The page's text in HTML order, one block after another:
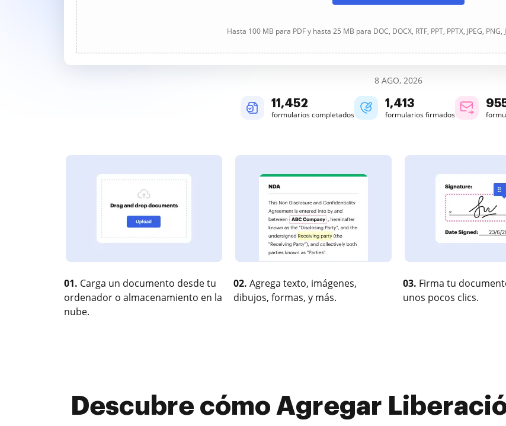
Hasta 100 MB para PDF y hasta 25 MB para DOC, DOCX, RTF, PPT, PPTX, JPEG, PNG,
8 AGO, 2026
11,452
formularios completados
1,413
formularios firmados
01. Carga un documento desde tu
ordenador o almacenamiento en la
nube.
02. Agrega texto, imágenes,
dibujos, formas, y más.
03. Firma tu
unos pocos clics.
Descubre cómo Agregar